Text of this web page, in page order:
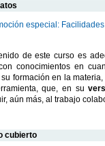
especial:
de este curso es
conocimientos en
formación en la
que, en su
aún más, al trabajo
cubierto